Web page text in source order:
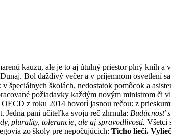
kauzu, ale je to aj útulný priestor plný kníh
Bol daždivý večer a v príjemnom osvetlení
špeciálnych školách, nedostatok pomôcok a
požiadavky každým novým ministrom
z roku 2014 hovorí jasnou rečou: z
Jedna pani učiteľka svoju reč zhrnula: Budúcnosť
plurality, tolerancie, ale aj spravodlivosti. Všetci
zo školy pre nepočujúcich: Ticho lieči.